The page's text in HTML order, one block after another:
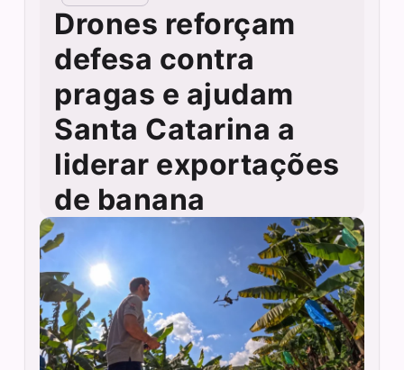
Drones reforçam
defesa contra
pragas e ajudam
Santa Catarina a
liderar exportações
de banana